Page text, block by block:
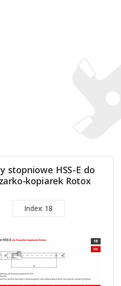
stopniowe HSS-E do
kopiarek Rotox
Index: 18